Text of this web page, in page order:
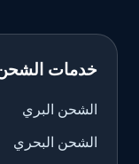
خدمات
الشحن البري
الشحن البحري